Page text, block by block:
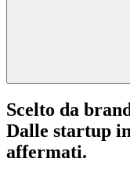
Scelto da
Dalle startup
affermati.